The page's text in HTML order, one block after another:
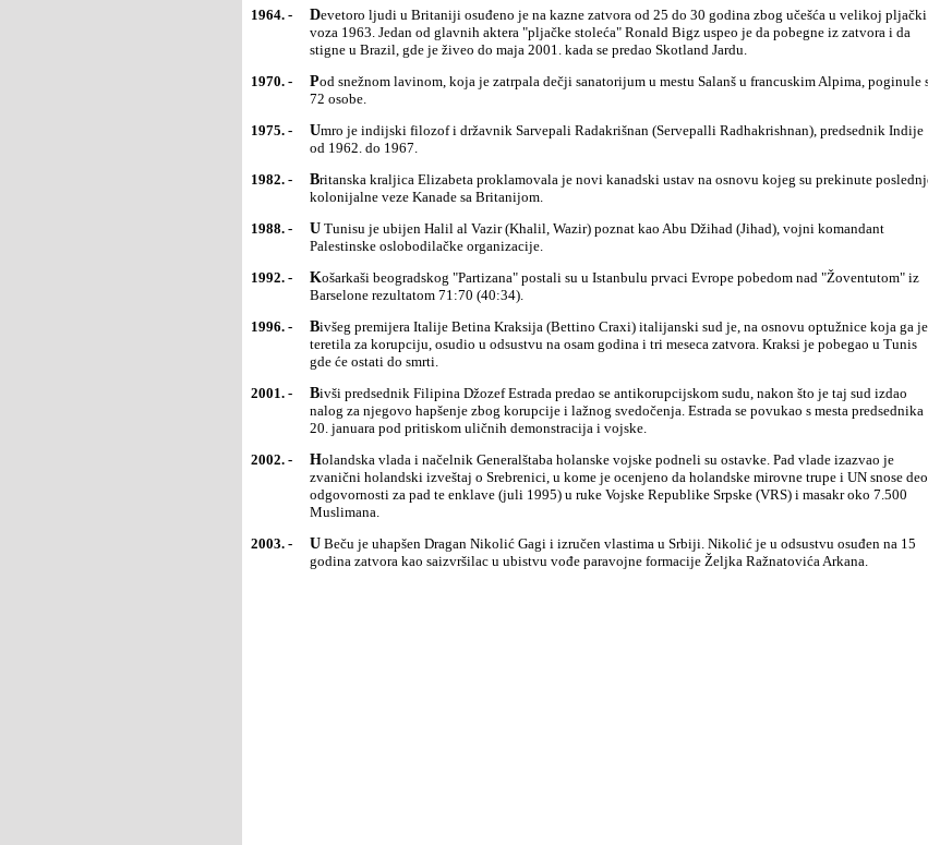
1964. -
Devetoro ljudi u Britaniji osuđeno je na kazne zatvora od 25 do 30 godina zbog učešća u velikoj pljački
voza 1963. Jedan od glavnih aktera "pljačke stoleća" Ronald Bigz uspeo je da pobegne iz zatvora i da
stigne u Brazil, gde je živeo do maja 2001. kada se predao Skotland Jardu.
1970. -
Pod snežnom lavinom, koja je zatrpala dečji sanatorijum u mestu Salanš u francuskim Alpima, poginule su
72 osobe.
1975. -
Umro je indijski filozof i državnik Sarvepali Radakrišnan (Servepalli Radhakrishnan), predsednik Indije
od 1962. do 1967.
1982. -
Britanska kraljica Elizabeta proklamovala je novi kanadski ustav na osnovu kojeg su prekinute poslednje
kolonijalne veze Kanade sa Britanijom.
1988. -
U Tunisu je ubijen Halil al Vazir (Khalil, Wazir) poznat kao Abu Džihad (Jihad), vojni komandant
Palestinske oslobodilačke organizacije.
1992. -
Košarkaši beogradskog "Partizana" postali su u Istanbulu prvaci Evrope pobedom nad "Žoventutom" iz
Barselone rezultatom 71:70 (40:34).
1996. -
Bivšeg premijera Italije Betina Kraksija (Bettino Craxi) italijanski sud je, na osnovu optužnice koja ga je
teretila za korupciju, osudio u odsustvu na osam godina i tri meseca zatvora. Kraksi je pobegao u Tunis
gde će ostati do smrti.
2001. -
Bivši predsednik Filipina Džozef Estrada predao se antikorupcijskom sudu, nakon što je taj sud izdao
nalog za njegovo hapšenje zbog korupcije i lažnog svedočenja. Estrada se povukao s mesta predsednika
20. januara pod pritiskom uličnih demonstracija i vojske.
2002. -
Holandska vlada i načelnik Generalštaba holanske vojske podneli su ostavke. Pad vlade izazvao je
zvanični holandski izveštaj o Srebrenici, u kome je ocenjeno da holandske mirovne trupe i UN snose deo
odgovornosti za pad te enklave (juli 1995) u ruke Vojske Republike Srpske (VRS) i masakr oko 7.500
Muslimana.
2003. -
U Beču je uhapšen Dragan Nikolić Gagi i izručen vlastima u Srbiji. Nikolić je u odsustvu osuđen na 15
godina zatvora kao saizvršilac u ubistvu vođe paravojne formacije Željka Ražnatovića Arkana.